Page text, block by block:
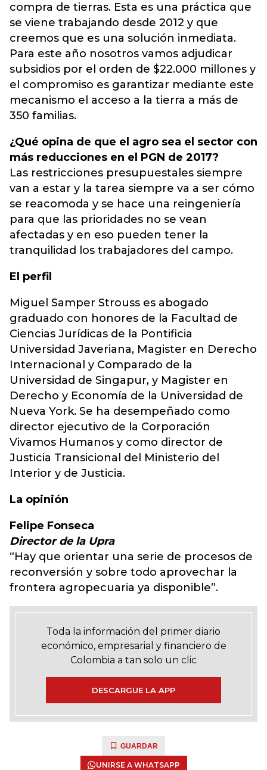
compra de tierras. Esta es una práctica que
se viene trabajando desde 2012 y que
creemos que es una solución inmediata.
Para este año nosotros vamos adjudicar
subsidios por el orden de $22.000 millones y
el compromiso es garantizar mediante este
mecanismo el acceso a la tierra a más de
350 familias.
¿Qué opina de que el agro sea el sector con
más reducciones en el PGN de 2017?
Las restricciones presupuestales siempre
van a estar y la tarea siempre va a ser cómo
se reacomoda y se hace una reingeniería
para que las prioridades no se vean
afectadas y en eso pueden tener la
tranquilidad los trabajadores del campo.
El perfil
Miguel Samper Strouss es abogado
graduado con honores de la Facultad de
Ciencias Jurídicas de la Pontificia
Universidad Javeriana, Magister en Derecho
Internacional y Comparado de la
Universidad de Singapur, y Magister en
Derecho y Economía de la Universidad de
Nueva York. Se ha desempeñado como
director ejecutivo de la Corporación
Vivamos Humanos y como director de
Justicia Transicional del Ministerio del
Interior y de Justicia.
La opinión
Felipe Fonseca
Director de la Upra
“Hay que orientar una serie de procesos de
reconversión y sobre todo aprovechar la
frontera agropecuaria ya disponible”.
Toda la información del primer diario
económico, empresarial y financiero de
Colombia a tan solo un clic
DESCARGUE LA APP
GUARDAR
UNIRSE A WHATSAPP